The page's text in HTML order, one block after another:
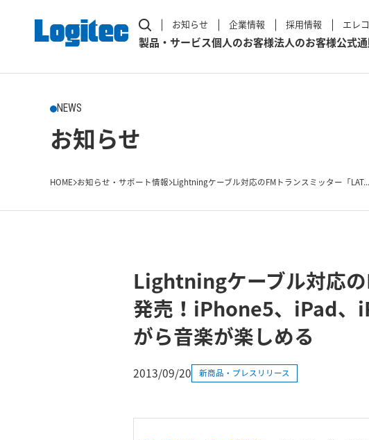
お知らせ 企業情報 採用情報 エレ
製品・サービス個人のお客様法人のお客様公式
NEWS
お知らせ
HOME お知らせ・サポート情報 Lightningケーブル対応のFMトランスミッター「LAT...
Lightningケーブル対応
発売！iPhone5、iPad
がら音楽が楽しめる
2013/09/20 新商品・プレスリリース